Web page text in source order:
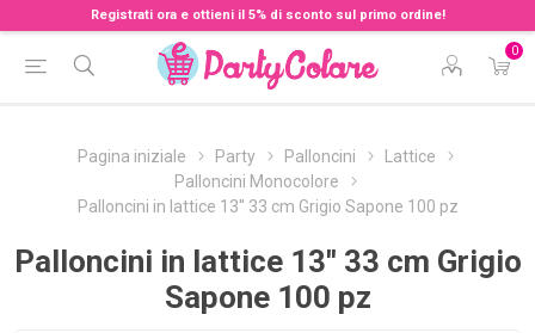
Registrati ora e ottieni il 5% di sconto sul primo ordine!
0
Pagina iniziale Party Palloncini
Lattice
Palloncini Monocolore
Palloncini in lattice 13'' 33 cm Grigio Sapone 100 pz
Palloncini in lattice 13'' 33 cm Grigio
Sapone 100 pz